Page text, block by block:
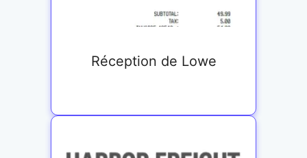
Réception de Lowe